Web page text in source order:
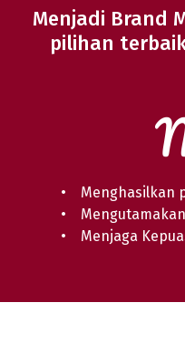
Menjadi Brand
pilihan
Menghasilkan
Menjaga